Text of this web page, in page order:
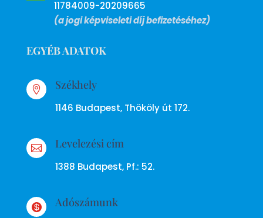
11784009-20209665
(a jogi képviseleti díj befizetéséhez)
EGYÉB ADATOK
 Székhely
1146 Budapest, Thököly út 172.
 Levelezési cím
1388 Budapest, Pf.: 52.
 Adószámunk